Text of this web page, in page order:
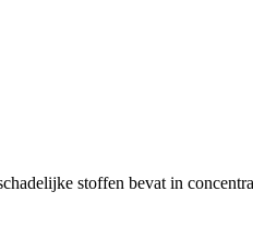
stoffen bevat in